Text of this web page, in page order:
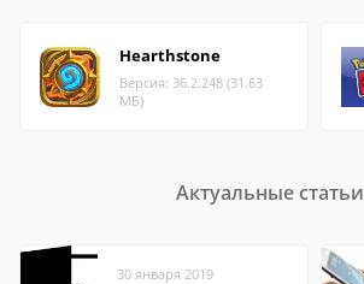
Hearthstone
Версия: 36.2.248 (31.63
МБ)
Актуальные статьи
30 января 2019